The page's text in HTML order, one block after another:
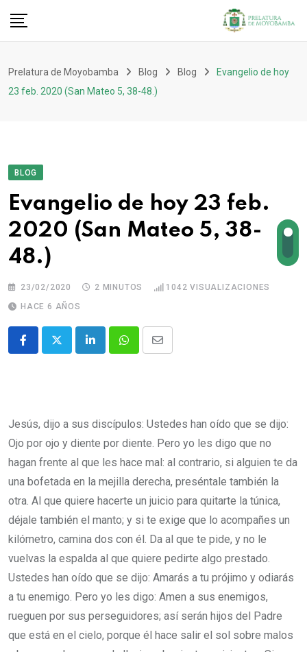
Prelatura de Moyobamba Blog Blog
Evangelio de hoy
23 feb. 2020 (San Mateo 5, 38-48.)
BLOG
Evangelio de hoy 23 feb.
2020 (San Mateo 5, 38-
48.)
23/02/2020 2 MINUTOS 1042 VISUALIZACIONES
HACE 6 AÑOS
Jesús, dijo a sus discípulos: Ustedes han oído que se dijo:
Ojo por ojo y diente por diente. Pero yo les digo que no
hagan frente al que les hace mal: al contrario, si alguien te da
una bofetada en la mejilla derecha, preséntale también la
otra. Al que quiere hacerte un juicio para quitarte la túnica,
déjale también el manto; y si te exige que lo acompañes un
kilómetro, camina dos con él. Da al que te pide, y no le
vuelvas la espalda al que quiere pedirte algo prestado.
Ustedes han oído que se dijo: Amarás a tu prójimo y odiarás
a tu enemigo. Pero yo les digo: Amen a sus enemigos,
rueguen por sus perseguidores; así serán hijos del Padre
que está en el cielo, porque él hace salir el sol sobre malos